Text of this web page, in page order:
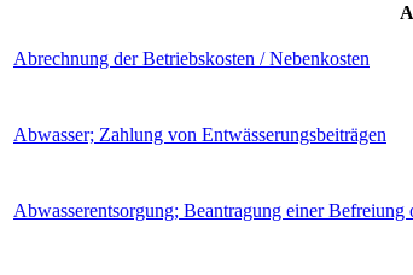
Abrechnung der Betriebskosten / Nebenkosten
Abwasser; Zahlung von Entwässerungsbeiträgen
Abwasserentsorgung; Beantragung einer